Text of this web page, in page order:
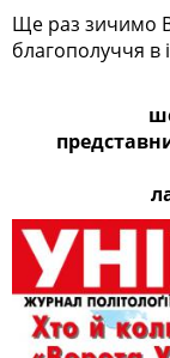
Ще раз зичимо
благополуччя в